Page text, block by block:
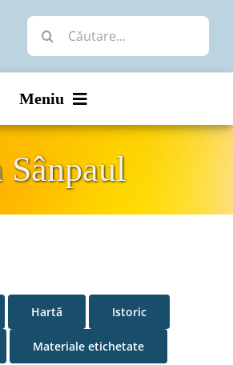
Cautare...
Meniu
Sânpaul
Hartă Istoric
Materiale etichetate